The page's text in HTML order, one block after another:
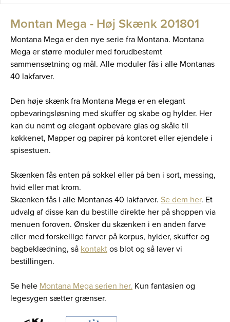
Montan Mega - Høj Skænk 201801
Montana Mega er den nye serie fra Montana. Montana
Mega er større moduler med forudbestemt
sammensætning og mål. Alle moduler fås i alle Montanas
40 lakfarver.
Den høje skænk fra Montana Mega er en elegant
opbevaringsløsning med skuffer og skabe og hylder. Her
kan du nemt og elegant opbevare glas og skåle til
køkkenet, Mapper og papirer på kontoret eller ejendele i
spisestuen.
Skænken fås enten på sokkel eller på ben i sort, messing,
hvid eller mat krom.
Skænken fås i alle Montanas 40 lakfarver. Se dem her. Et
udvalg af disse kan du bestille direkte her på shoppen via
menuen foroven. Ønsker du skænken i en anden farve
eller med forskellige farver på korpus, hylder, skuffer og
bagbeklædning, så kontaktos blot og så laver vi
bestillingen.
Se hele Montana Mega serien her. Kun fantasien og
legesygen sætter grænser.